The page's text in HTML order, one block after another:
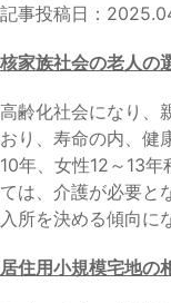
記事投稿日：
核家族社会の老人の
高齢化社会になり、
おり、寿命の内、健
10年、女性12～13
ては、介護が必要と
入所を決める傾向に
居住用小規模宅地の